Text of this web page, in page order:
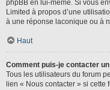
phpBB en lui-même. Si vous
Limited à propos d’une
à une réponse laconique ou à
Haut
Comment puis-je contacter
Tous les utilisateurs du forum
lien « Nous contacter » si cette